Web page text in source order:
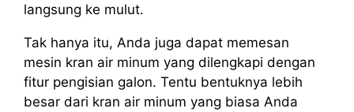
langsung ke mulut.
Tak hanya itu, Anda juga dapat memesan
mesin kran air minum yang dilengkapi dengan
fitur pengisian galon. Tentu bentuknya lebih
besar dari kran air minum yang biasa Anda